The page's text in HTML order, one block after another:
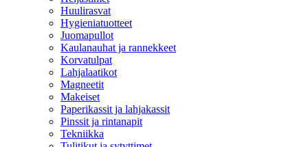
Huulirasvat
Hygieniatuotteet
Juomapullot
Kaulanauhat ja rannekkeet
Korvatulpat
Lahjalaatikot
Magneetit
Makeiset
Paperikassit ja lahjakassit
Pinssit ja rintanapit
Tekniikka